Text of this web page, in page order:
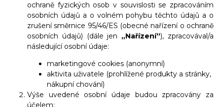
ochraně fyzických osob v souvislosti se zpracováním
osobních údajů a o volném pohybu těchto údajů a o
zrušení směrnice 95/46/ES (obecné nařízení o ochraně
osobních údajů) (dále jen „Nařízení“), zpracovával/a
následující osobní údaje:
marketingové cookies (anonymní)
aktivita uživatele (prohlížené produkty a stránky,
nákupní chování)
Výše uvedené osobní údaje budou zpracovány za
účelem: